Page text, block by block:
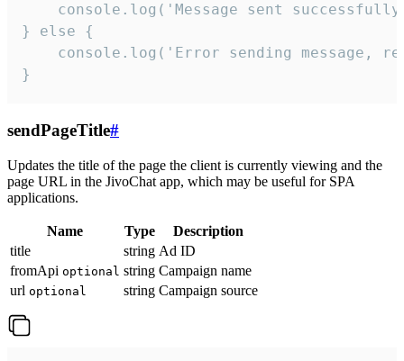
console.log('Message sent
} else {
console.log('Error sending message,
}
sendPageTitle#
Updates the title of the page the client is currently viewing and the
page URL in the JivoChat app, which may be useful for SPA
applications.
Name Type
Description
title
string Ad ID
fromApi optional string Campaign name
url optional string Campaign source